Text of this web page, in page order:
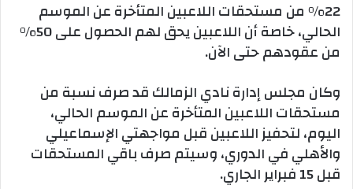
22% من مستحقات اللاعبين المتأخرة عن الموسم
الحالي، خاصة أن اللاعبين يحق لهم الحصول على 50%
من عقودهم حتى الآن.
وكان مجلس إدارة نادي الزمالك قد صرف نسبة من
مستحقات اللاعبين المتأخرة عن الموسم الحالي،
اليوم، لتحفيز اللاعبين قبل مواجهتي الإسماعيلي
والأهلي في الدوري، وسيتم صرف باقي المستحقات
قبل 15 فبراير الجاري.